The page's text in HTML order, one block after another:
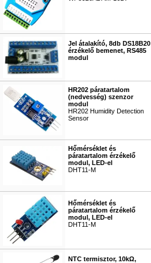
Jel átalakító, 8db DS18B20
érzékelő bemenet, RS485
modul
HR202 páratartalom
(nedvesség) szenzor
modul
HR202 Humidity Detection
Sensor
Hőmérséklet és
páratartalom érzékelő
modul, LED-el
DHT11-M
Hőmérséklet és
páratartalom érzékelő
modul, LED-el
DHT11-M
NTC termisztor, 10kΩ,